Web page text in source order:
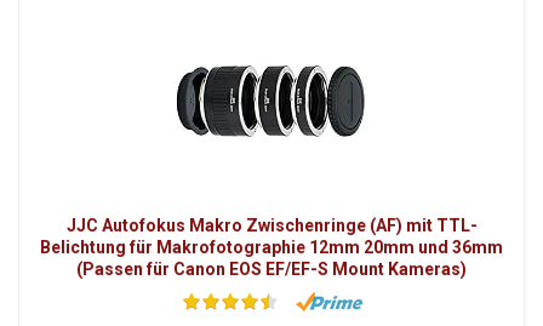
JJC Autofokus Makro Zwischenringe (AF) mit TTL-
Belichtung für Makrofotographie 12mm 20mm und 36mm
(Passen für Canon EOS EF/EF-S Mount Kameras)